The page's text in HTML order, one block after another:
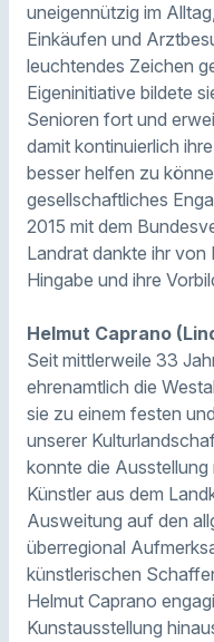
uneigennützig im
Einkäufen und
leuchtendes Zeichen
Eigeninitiative bildete
Senioren fort und
damit kontinuierlich
besser helfen zu
gesellschaftliches
2015 mit dem
Landrat dankte ihr von
Hingabe und ihre
Helmut Caprano
Seit mittlerweile 33
ehrenamtlich die
sie zu einem festen
unserer
konnte die Ausstellung
Künstler aus dem
Ausweitung auf den
überregional
künstlerischen
Helmut Caprano
Kunstausstellung